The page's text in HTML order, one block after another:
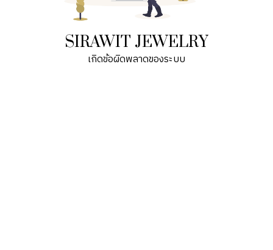
SIRAWIT JEWELRY
เกิดข้อผิดพลาดของระบบ